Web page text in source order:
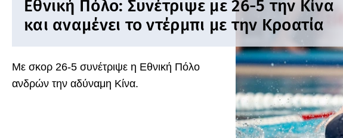
Εθνική Πόλο: Συνέτριψε με 26-5 την Κίνα
και αναμένει το ντέρμπι με την Κροατία
Με σκορ 26-5 συνέτριψε η Εθνική Πόλο
ανδρών την αδύναμη Κίνα.